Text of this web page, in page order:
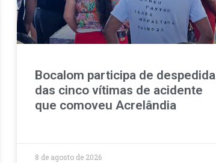
Bocalom participa de despedida
das cinco vítimas de acidente
que comoveu Acrelândia
8 de agosto de 2026